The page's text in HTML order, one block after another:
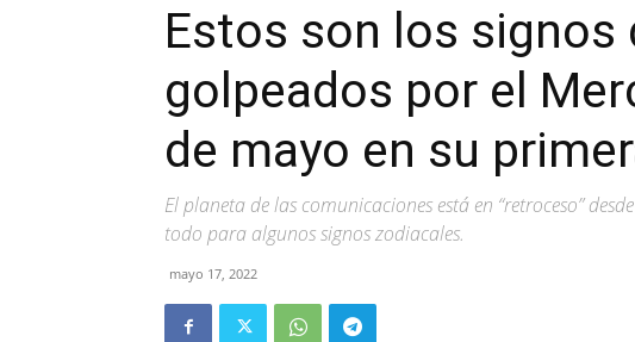
Estos son los signos
golpeados por el
de mayo en su
El planeta de las comunicaciones está en “retroceso”
todo para algunos signos zodiacales.
mayo 17, 2022